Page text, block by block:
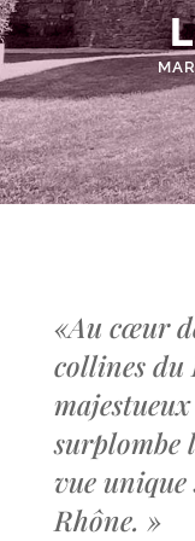
«Au cœur
collines du
surplombe
vue
Rhône. »